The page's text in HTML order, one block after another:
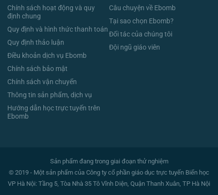
Chính sách hoạt động và quy
định chung
Quy định và hình thức thanh toán
Quy định thảo luận
Điều khoản dịch vụ Ebomb
Chính sách bảo mật
Chính sách vận chuyển
Thông tin sản phẩm, dịch vụ
Hướng dẫn học trực tuyến trên
Ebomb
Câu chuyện về Ebomb
Tại sao chọn Ebomb?
Đối tác của chúng tôi
Đội ngũ giáo viên
Sản phẩm đang trong giai đoạn thử nghiệm
© 2019 - Một sản phẩm của Công ty cổ phần giáo dục trực tuyến Biển học
VP Hà Nội: Tầng 5, Tòa Nhà 35 Tô Vĩnh Diện, Quận Thanh Xuân, TP Hà Nội